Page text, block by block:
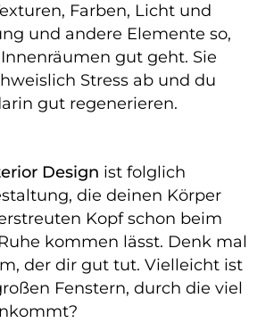
Farben, Licht und
und andere Elemente so,
gut geht. Sie
Stress ab und du
gut regenerieren.
Design ist folglich
die deinen Körper
Kopf schon beim
kommen lässt. Denk mal
der dir gut tut. Vielleicht ist
Fenstern, durch die viel